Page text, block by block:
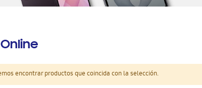
encontrar productos que coincida con la selección.